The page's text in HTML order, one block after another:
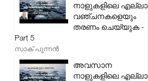
നാളുകളിലെ എല്ലാ
വഞ്ചനകളെയും
തരണം ചെയ്യുക -
Part 5
സാക് പുന്നൻ
അവസാന
നാളുകളിലെ എല്ലാ